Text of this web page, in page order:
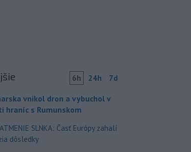
6h 24h 7d
vnikol dron a vybuchol v
hraníc s Rumunskom
SLNKA: Časť Európy zahalí
dôsledky